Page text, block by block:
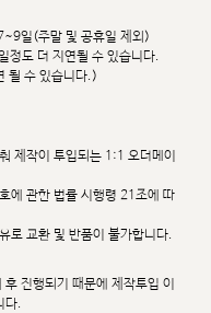
일(주말 및 공휴일 제외)
정도 더 지연될 수 있습니다.
될 수 있습니다.)
제작이 투입되는 1:1 오더메이
에 관한 법률 시행령 21조에 따
로 교환 및 반품이 불가합니다.
진행되기 때문에 제작투입 이
다.